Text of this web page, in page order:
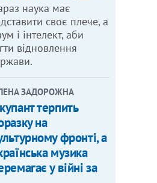
наука має
своє плече, а
і інтелект, аби
відновлення
ЗАДОРОЖНА
терпить
на
фронті, а
музика
у війні за